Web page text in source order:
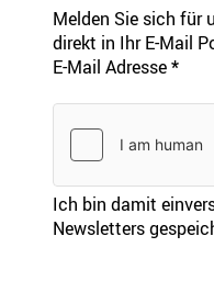
Melden Sie sich für
direkt in Ihr E-Mail
E-Mail Adresse *
Ich bin damit
Newsletters